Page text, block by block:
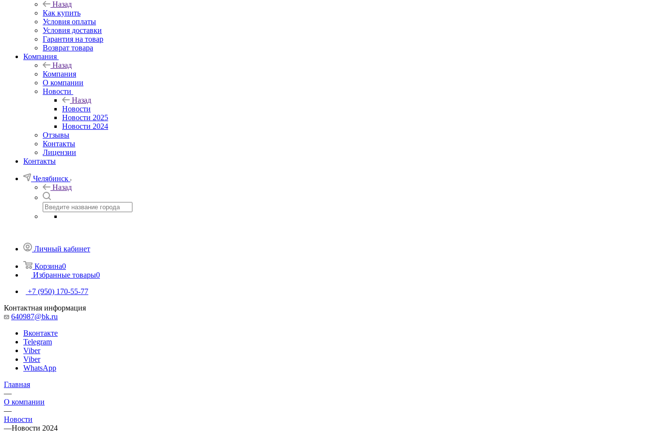
Назад
Как купить
Условия оплаты
Условия доставки
Гарантия на товар
Возврат товара
Компания
Назад
Компания
О компании
Новости
Назад
Новости
Новости 2025
Новости 2024
Отзывы
Контакты
Лицензии
Контакты
Челябинск
Назад
Личный кабинет
Корзина0
Избранные товары0
+7 (950) 170-55-77
Контактная информация
640987@bk.ru
Вконтакте
Telegram
Viber
Viber
WhatsApp
Главная
—
О компании
—
Новости
—Новости 2024